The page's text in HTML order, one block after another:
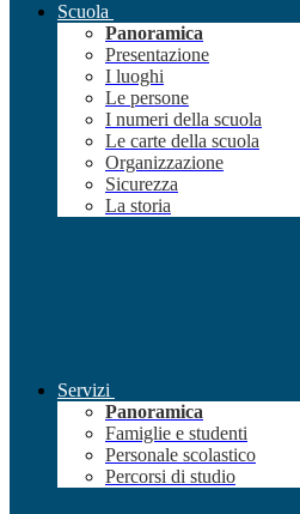
Scuola
Panoramica
Presentazione
I luoghi
Le persone
I numeri della scuola
Le carte della scuola
Organizzazione
Sicurezza
La storia
Servizi
Panoramica
Famiglie e studenti
Personale scolastico
Percorsi di studio